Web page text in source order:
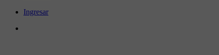
Ingresar